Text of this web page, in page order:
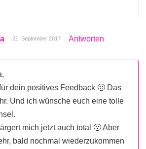
21. September 2017 Antworten
dein positives Feedback 🙂 Das
Und ich wünsche euch eine tolle
mich jetzt auch total 🙁 Aber
bald nochmal wiederzukommen